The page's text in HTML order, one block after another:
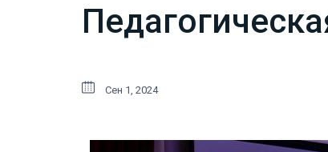
Сен 1, 2024